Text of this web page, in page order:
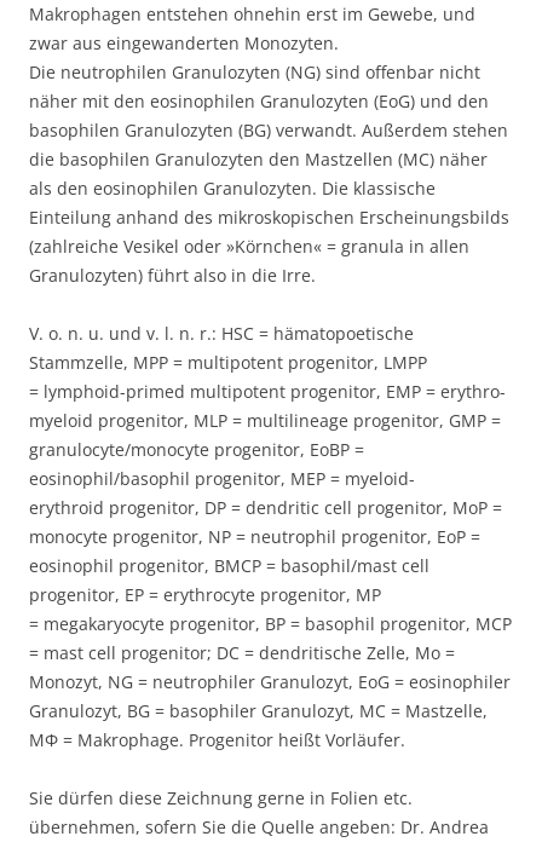
Makrophagen entstehen ohnehin erst im Gewebe, und
zwar aus eingewanderten Monozyten.
Die neutrophilen Granulozyten (NG) sind offenbar nicht
näher mit den eosinophilen Granulozyten (EoG) und den
basophilen Granulozyten (BG) verwandt. Außerdem stehen
die basophilen Granulozyten den Mastzellen (MC) näher
als den eosinophilen Granulozyten. Die klassische
Einteilung anhand des mikroskopischen Erscheinungsbilds
(zahlreiche Vesikel oder »Körnchen« = granula in allen
Granulozyten) führt also in die Irre.
V. o. n. u. und v. l. n. r.: HSC = hämatopoetische
Stammzelle, MPP = multipotent progenitor, LMPP
= lymphoid-primed multipotent progenitor, EMP = erythro-
myeloid progenitor, MLP = multilineage progenitor, GMP =
granulocyte/monocyte progenitor, EoBP =
eosinophil/basophil progenitor, MEP = myeloid-
erythroid progenitor, DP = dendritic cell progenitor, MoP =
monocyte progenitor, NP = neutrophil progenitor, EoP =
eosinophil progenitor, BMCP = basophil/mast cell
progenitor, EP = erythrocyte progenitor, MP
= megakaryocyte progenitor, BP = basophil progenitor, MCP
= mast cell progenitor; DC = dendritische Zelle, Mo =
Monozyt, NG = neutrophiler Granulozyt, EoG = eosinophiler
Granulozyt, BG = basophiler Granulozyt, MC = Mastzelle,
MΦ = Makrophage. Progenitor heißt Vorläufer.
Sie dürfen diese Zeichnung gerne in Folien etc.
übernehmen, sofern Sie die Quelle angeben: Dr. Andrea